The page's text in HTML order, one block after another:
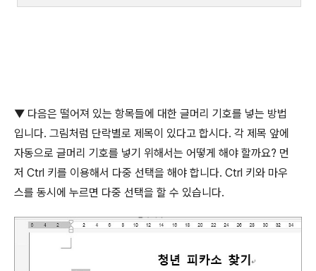
▼ 다음은 떨어져 있는 항목들에 대한 글머리 기호를 넣는 방법
입니다. 그림처럼 단락별로 제목이 있다고 합시다. 각 제목 앞에
자동으로 글머리 기호를 넣기 위해서는 어떻게 해야 할까요? 먼
저 Ctrl 키를 이용해서 다중 선택을 해야 합니다. Ctrl 키와 마우
스를 동시에 누르면 다중 선택을 할 수 있습니다.